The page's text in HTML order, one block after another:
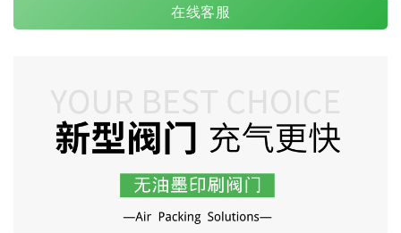
在线客服